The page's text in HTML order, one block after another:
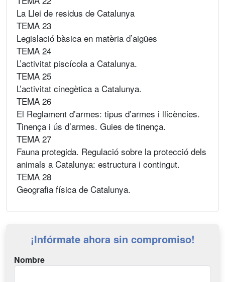
La Llei de residus de Catalunya
TEMA 23
Legislació bàsica en matèria d’aigües
TEMA 24
L’activitat piscícola a Catalunya.
TEMA 25
L’activitat cinegètica a Catalunya.
TEMA 26
El Reglament d’armes: tipus d’armes i llicències.
Tinença i ús d’armes. Guies de tinença.
TEMA 27
Fauna protegida. Regulació sobre la protecció dels
animals a Catalunya: estructura i contingut.
TEMA 28
Geografia física de Catalunya.
¡Infórmate ahora sin compromiso!
Nombre